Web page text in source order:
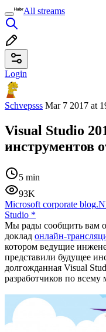
All streams
Login
Schvepsss Mar 7 2017 at
Visual Studio
инструментов
5 min
93K
Microsoft corporate blog
Studio *
Мы рады сообщить вам
доклад онлайн-
котором ведущие
представили будущее
долгожданная Visual
разработчиков по всему